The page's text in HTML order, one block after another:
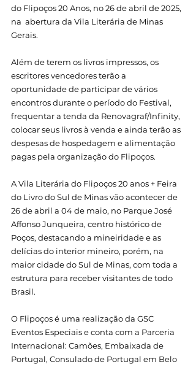
do Flipoços 20 Anos, no 26 de abril de 2025,
na  abertura da Vila Literária de Minas
Gerais.
Além de terem os livros impressos, os
escritores vencedores terão a
oportunidade de participar de vários
encontros durante o período do Festival,
frequentar a tenda da Renovagraf/Infinity,
colocar seus livros à venda e ainda terão as
despesas de hospedagem e alimentação
pagas pela organização do Flipoços.
A Vila Literária do Flipoços 20 anos + Feira
do Livro do Sul de Minas vão acontecer de
26 de abril a 04 de maio, no Parque José
Affonso Junqueira, centro histórico de
Poços, destacando a mineiridade e as
delícias do interior mineiro, porém, na
maior cidade do Sul de Minas, com toda a
estrutura para receber visitantes de todo
Brasil.
O Flipoços é uma realização da GSC
Eventos Especiais e conta com a Parceria
Internacional: Camões, Embaixada de
Portugal, Consulado de Portugal em Belo